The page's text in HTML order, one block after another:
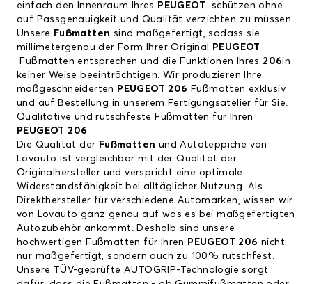
einfach den Innenraum Ihres PEUGEOT
schützen ohne
auf Passgenauigkeit und Qualität verzichten zu müssen.
Unsere Fußmatten sind maßgefertigt, sodass sie
millimetergenau der Form Ihrer Original
PEUGEOT
Fußmatten entsprechen und die Funktionen Ihres 206in
keiner Weise beeinträchtigen. Wir produzieren Ihre
maßgeschneiderten PEUGEOT 206 Fußmatten exklusiv
und auf Bestellung in unserem Fertigungsatelier für Sie.
Qualitative und rutschfeste Fußmatten für Ihren
PEUGEOT 206
Die Qualität der Fußmatten und Autoteppiche von
Lovauto ist vergleichbar mit der Qualität der
Originalhersteller und verspricht eine optimale
Widerstandsfähigkeit bei alltäglicher Nutzung. Als
Direkthersteller für verschiedene Automarken, wissen wir
von Lovauto ganz genau auf was es bei maßgefertigten
Autozubehör ankommt. Deshalb sind unsere
hochwertigen Fußmatten für Ihren PEUGEOT 206 nicht
nur maßgefertigt, sondern auch zu 100% rutschfest.
Unsere TÜV-geprüfte AUTOGRIP-Technologie sorgt